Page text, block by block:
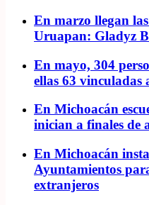
En marzo llegan
Uruapan: Gladyz
En mayo, 304
ellas 63 vinculadas
En Michoacán
inician a finales de
En Michoacán
Ayuntamientos
extranjeros